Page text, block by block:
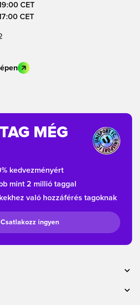
CET
CET
MÉG
kedvezményért
mint 2 millió taggal
való hozzáférés tagoknak
Csatlakozz ingyen